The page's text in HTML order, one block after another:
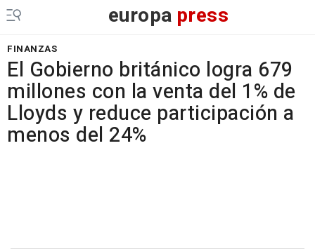
europa press
FINANZAS
El Gobierno británico logra 679
millones con la venta del 1% de
Lloyds y reduce participación a
menos del 24%